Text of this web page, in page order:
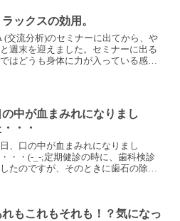
ラックスの効用。
(交流分析)のセミナーに出てから、や
週末を迎えました。セミナーに出る
はどうも身体に力が入っている感じ
ますが (^_^...
の中が血まみれになりまし
・・
、口の中が血まみれになりまし
・・(-_-;定期健診の時に、歯科検診
たのですが、そのときに歯石の除去
れになります。ま...
れもこれもそれも！？気になっ